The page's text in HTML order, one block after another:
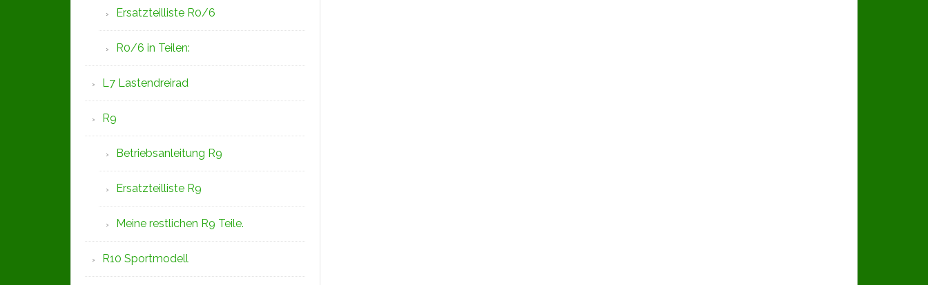
Ersatzteilliste R0/6
R0/6 in Teilen:
L7 Lastendreirad
R9
Betriebsanleitung R9
Ersatzteilliste R9
Meine restlichen R9 Teile.
R10 Sportmodell